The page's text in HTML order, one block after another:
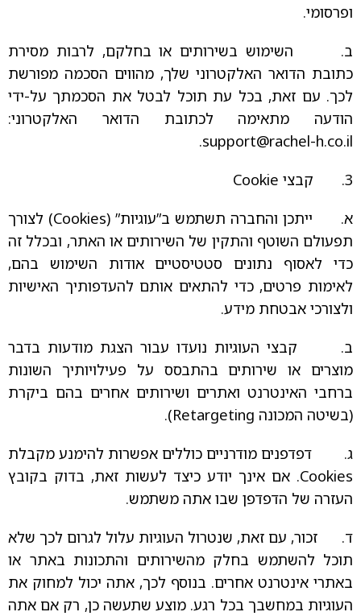
ופרסומי.
ב. השימוש בשירותים או בחלקם, לרבות מסירת
כתובת הדואר האלקטרוני שלך, מהווים הסכמה מפורשת
לכך. עם זאת, בכל עת תוכל לבטל את הסכמתך על-ידי
הודעה מתאימה לכתובת הדואר האלקטרוני:
support@rachel-h.co.il
.
3. קבצי Cookie
א. ייתכן והחברה תשתמש ב”עוגיות” (Cookies) לצורך
תפעולם השוטף והתקין של השירותים או האתר, ובכלל זה
כדי לאסוף נתונים סטטיסטיים אודות השימוש בהם,
לאימות פרטים, כדי להתאים אותם להעדפותיך האישיות
ולצורכי אבטחת מידע.
ב. קבצי העוגיות נועדו עבור הצגת מודעות בדבר
מוצרים או שירותים בהתבסס על פעילויותיך השונות
ברחבי האינטרנט ואתרים ושירותים אחרים בהם ביקרת
(בשיטה המכונה Retargeting).
ג. דפדפנים מודרניים כוללים אפשרות להימנע מקבלת
Cookies. אם אינך יודע כיצד לעשות זאת, בדוק בקובץ
העזרה של הדפדפן שבו אתה משתמש.
ד. זכור, עם זאת, שנטרול העוגיות עלול לגרום לכך שלא
תוכל להשתמש בחלק מהשירותים והתכונות באתר או
באתרי אינטרנט אחרים. בנוסף לכך, אתה יכול למחוק את
העוגיות במחשבך בכל רגע. מוצע שתעשה כן, רק אם אתה